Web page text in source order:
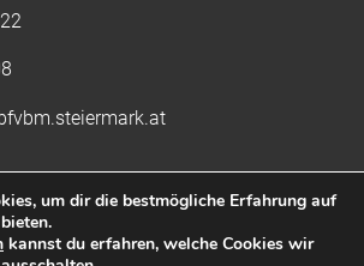
|Datenschutz |Nutzung
um dir die bestmögliche Erfahrung auf
kannst du erfahren, welche Cookies wir